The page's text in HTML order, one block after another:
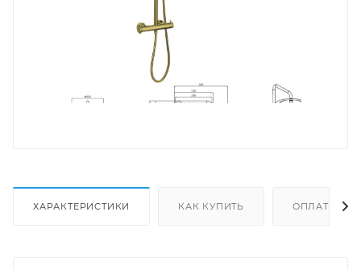
ХАРАКТЕРИСТИКИ КАК КУПИТЬ ОПЛАТА